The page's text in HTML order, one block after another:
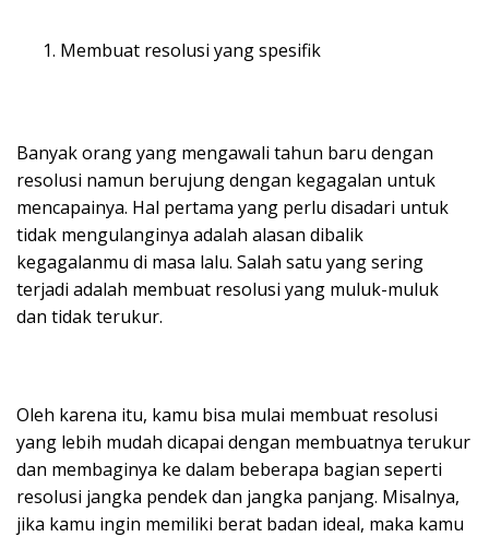
Membuat resolusi yang spesifik
Banyak orang yang mengawali tahun baru dengan
resolusi namun berujung dengan kegagalan untuk
mencapainya. Hal pertama yang perlu disadari untuk
tidak mengulanginya adalah alasan dibalik
kegagalanmu di masa lalu. Salah satu yang sering
terjadi adalah membuat resolusi yang muluk-muluk
dan tidak terukur.
Oleh karena itu, kamu bisa mulai membuat resolusi
yang lebih mudah dicapai dengan membuatnya terukur
dan membaginya ke dalam beberapa bagian seperti
resolusi jangka pendek dan jangka panjang. Misalnya,
jika kamu ingin memiliki berat badan ideal, maka kamu